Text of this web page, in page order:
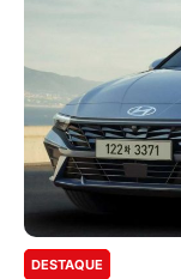
DESTAQUE